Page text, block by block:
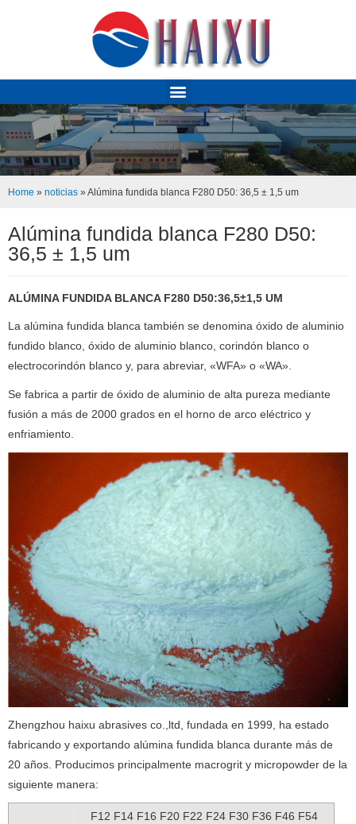
Home » noticias » Alúmina fundida blanca F280 D50: 36,5 ± 1,5 um
Alúmina fundida blanca F280 D50:
36,5 ± 1,5 um
ALÚMINA FUNDIDA BLANCA F280 D50:36,5±1,5 UM
La alúmina fundida blanca también se denomina óxido de aluminio
fundido blanco, óxido de aluminio blanco, corindón blanco o
electrocorindón blanco y, para abreviar, «WFA» o «WA».
Se fabrica a partir de óxido de aluminio de alta pureza mediante
fusión a más de 2000 grados en el horno de arco eléctrico y
enfriamiento.
Zhengzhou haixu abrasives co.,ltd, fundada en 1999, ha estado
fabricando y exportando alúmina fundida blanca durante más de
20 años. Producimos principalmente macrogrit y micropowder de la
siguiente manera:
F12 F14 F16 F20 F22 F24 F30 F36 F46 F54